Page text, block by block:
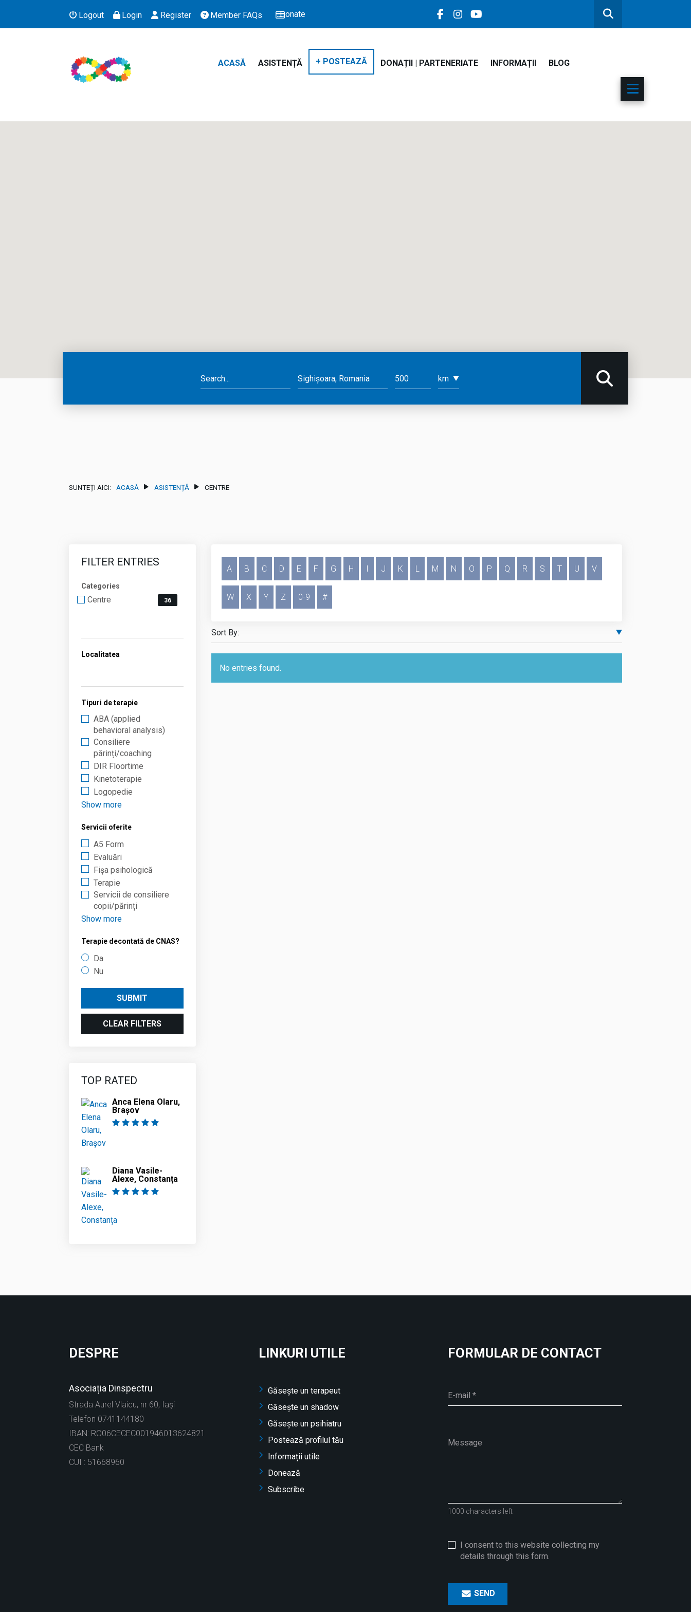
Logout Login Register Member FAQs Donate
ACASĂ ASISTENȚĂ + POSTEAZĂ DONAȚII | PARTENERIATE INFORMAȚII BLOG
SUNTEȚI AICI: ACASĂ ASISTENȚĂ CENTRE
FILTER ENTRIES
Categories
Categories
Centre 36
Localitatea
Tipuri de terapie
ABA (applied
behavioral analysis)
Consiliere
părinți/coaching
DIR Floortime
Kinetoterapie
Logopedie
Show more
Servicii oferite
A5 Form
Evaluări
Fișa psihologică
Terapie
Servicii de consiliere
copii/părinți
Show more
Terapie decontată de CNAS?
Da
Nu
SUBMIT
CLEAR FILTERS
TOP RATED
Anca Elena Olaru,
Brașov
Diana Vasile-
Alexe, Constanța
A B C D E F G H I J K L M N O P Q R S T U V
W X Y Z 0-9 #
No entries found.
DESPRE
Asociația Dinspectru
Strada Aurel Vlaicu, nr 60, Iași
Telefon 0741144180
IBAN: RO06CECEC001946013624821
CEC Bank
CUI : 51668960
LINKURI UTILE
Găsește un terapeut
Găsește un shadow
Găsește un psihiatru
Postează profilul tău
Informații utile
Donează
Subscribe
FORMULAR DE CONTACT
1000 characters left
I consent to this website collecting my
details through this form.
SEND